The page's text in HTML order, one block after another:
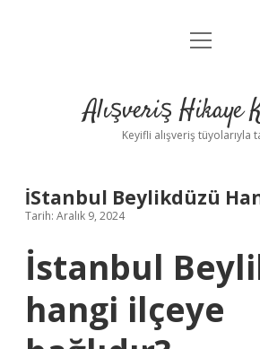
Anasayfa
Yasal Uyarı
menüyü
Alışveriş Hikaye
Keyifli alışveriş tüyolarıyla
İStanbul Beylikdüzü
Tarih: Aralık 9, 2024
İstanbul
hangi ilçeye